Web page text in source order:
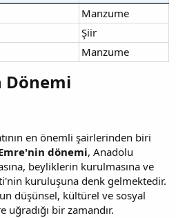
Manzume
Şiir
Manzume
Dönemi​
en önemli şairlerinden biri
dönemi, Anadolu
beyliklerin kurulmasına ve
kuruluşuna denk gelmektedir.
düşünsel, kültürel ve sosyal
bir zamandır.